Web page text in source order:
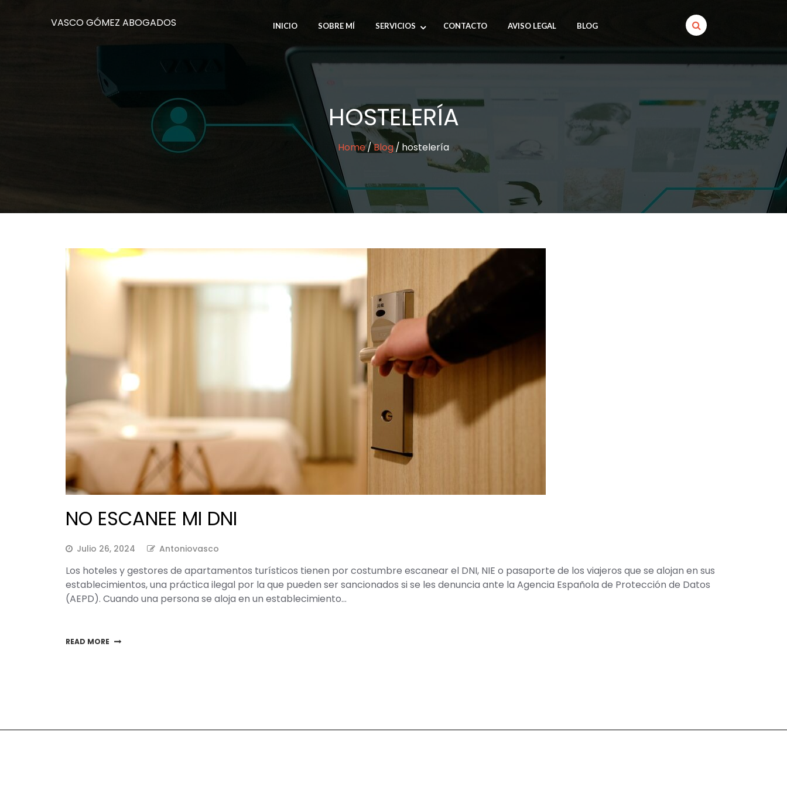
VASCO GÓMEZ ABOGADOS INICIO SOBRE MÍ SERVICIOS CONTACTO AVISO LEGAL BLOG
HOSTELERÍA
Home Blog hostelería
NO ESCANEE MI DNI
Julio 26, 2024 Antoniovasco
Los hoteles y gestores de apartamentos turísticos tienen por costumbre escanear el DNI, NIE o pasaporte de los viajeros que se alojan en sus
establecimientos, una práctica ilegal por la que pueden ser sancionados si se les denuncia ante la Agencia Española de Protección de Datos
(AEPD). Cuando una persona se aloja en un establecimiento…
READ MORE